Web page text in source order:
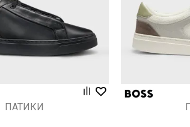
ПАТИКИ